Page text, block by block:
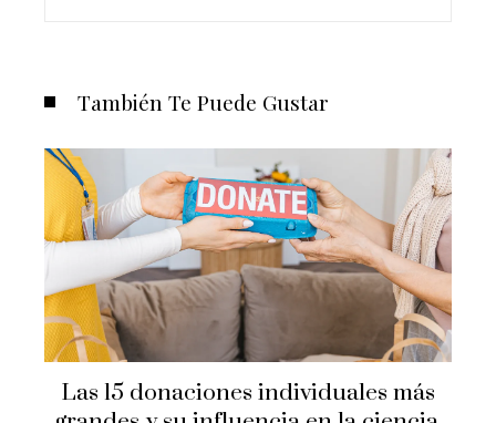
También Te Puede Gustar
Las 15 donaciones individuales más